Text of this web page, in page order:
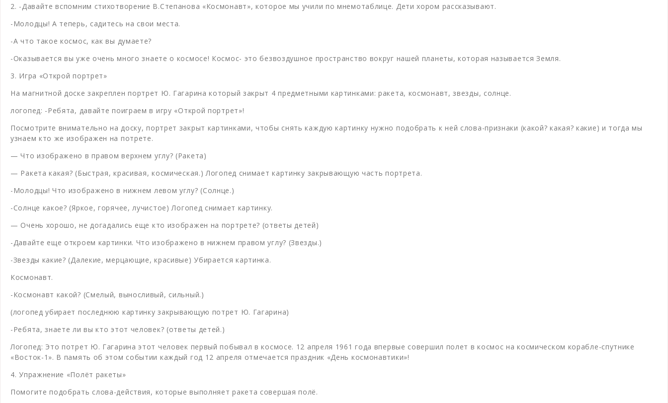
2. -Давайте вспомним стихотворение В.Степанова «Космонавт», которое мы учили по мнемотаблице. Дети хором рассказывают.
-Молодцы! А теперь, садитесь на свои места.
-А что такое космос, как вы думаете?
-Оказывается вы уже очень много знаете о космосе! Космос- это безвоздушное пространство вокруг нашей планеты, которая называется Земля.
3. Игра «Открой портрет»
На магнитной доске закреплен портрет Ю. Гагарина который закрыт 4 предметными картинками: ракета, космонавт, звезды, солнце.
логопед: -Ребята, давайте поиграем в игру «Открой портрет»!
Посмотрите внимательно на доску, портрет закрыт картинками, чтобы снять каждую картинку нужно подобрать к ней слова-признаки (какой? какая? какие) и тогда мы
узнаем кто же изображен на потрете.
— Что изображено в правом верхнем углу? (Ракета)
— Ракета какая? (Быстрая, красивая, космическая.) Логопед снимает картинку закрывающую часть портрета.
-Молодцы! Что изображено в нижнем левом углу? (Солнце.)
-Солнце какое? (Яркое, горячее, лучистое) Логопед снимает картинку.
— Очень хорошо, не догадались еще кто изображен на портрете? (ответы детей)
-Давайте еще откроем картинки. Что изображено в нижнем правом углу? (Звезды.)
-Звезды какие? (Далекие, мерцающие, красивые) Убирается картинка.
Космонавт.
-Космонавт какой? (Смелый, выносливый, сильный.)
(логопед убирает последнюю картинку закрывающую потрет Ю. Гагарина)
-Ребята, знаете ли вы кто этот человек? (ответы детей.)
Логопед: Это потрет Ю. Гагарина этот человек первый побывал в космосе. 12 апреля 1961 года впервые совершил полет в космос на космическом корабле-спутнике
«Восток-1». В память об этом событии каждый год 12 апреля отмечается праздник «День космонавтики»!
4. Упражнение «Полёт ракеты»
Помогите подобрать слова-действия, которые выполняет ракета совершая полё.